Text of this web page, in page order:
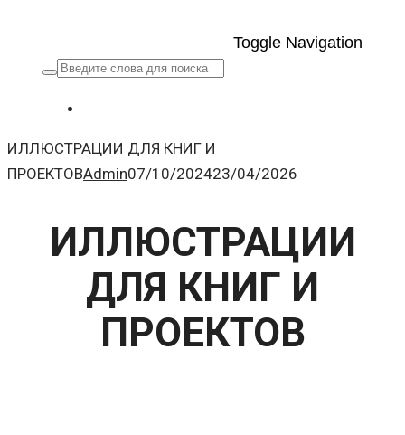
Toggle Navigation
ИЛЛЮСТРАЦИИ ДЛЯ КНИГ И
ПРОЕКТОВAdmin07/10/202423/04/2026
ИЛЛЮСТРАЦИИ
ДЛЯ КНИГ И
ПРОЕКТОВ